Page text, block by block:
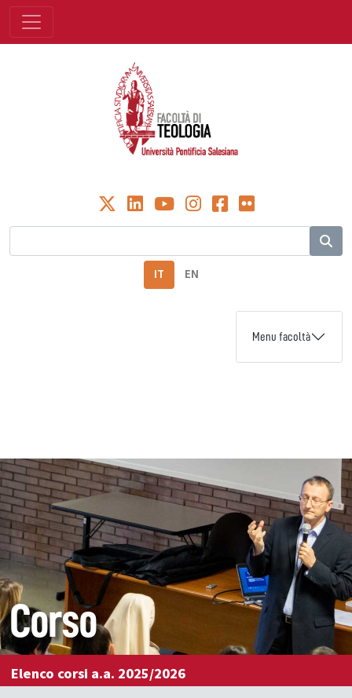
IT EN
Menu facoltà
Corso
Elenco corsi a.a. 2025/2026